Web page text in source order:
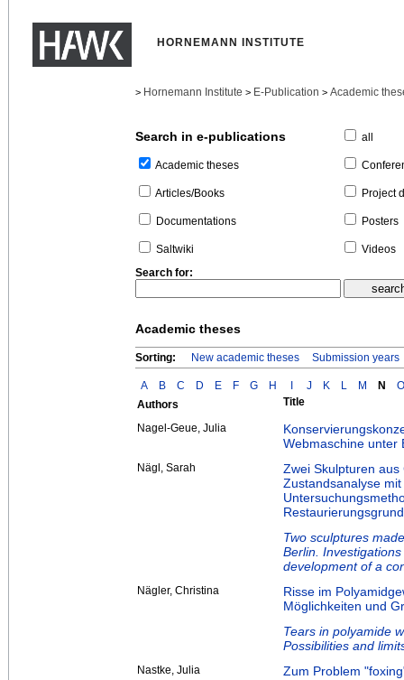
HORNEMANN INSTITUTE
> Hornemann Institute > E-Publication > Academic
Search in e-publications
Academic theses
Articles/Books
Documentations
Saltwiki
all
Project
Posters
Videos
Search for:
Academic theses
Sorting: New academic theses Submission years
A B C D E F G H J K L M N
O
Authors
Title
Nagel-Geue, Julia
Webmaschine unter
Nägl, Sarah
Zwei Skulpturen
Zustandsanalyse
Two sculptures
Berlin.
development of a
Nägler, Christina
Risse im
Möglichkeiten und
Tears in polyamide
Possibilities and
Nastke, Julia
Zum Problem